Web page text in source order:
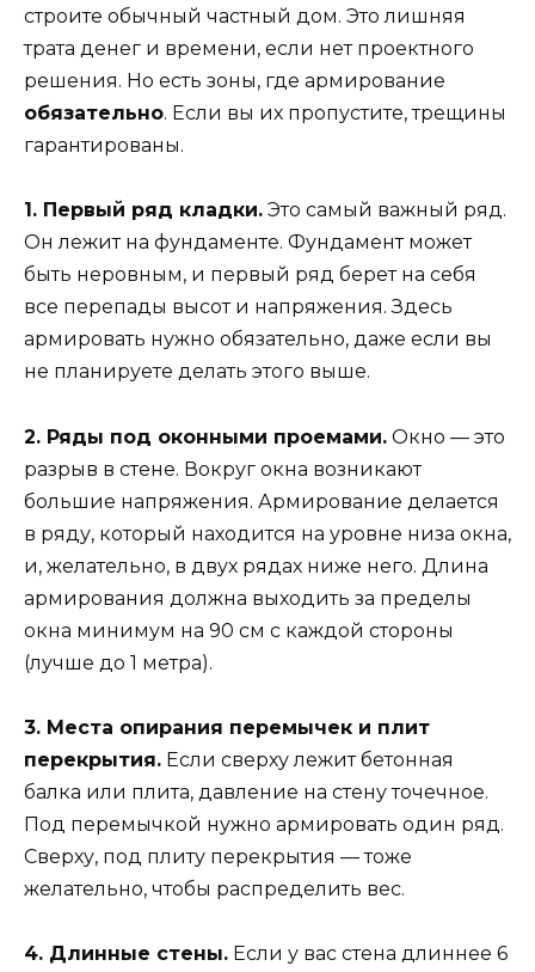
строите обычный частный дом. Это лишняя
трата денег и времени, если нет проектного
решения. Но есть зоны, где армирование
обязательно. Если вы их пропустите, трещины
гарантированы.
1. Первый ряд кладки. Это самый важный ряд.
Он лежит на фундаменте. Фундамент может
быть неровным, и первый ряд берет на себя
все перепады высот и напряжения. Здесь
армировать нужно обязательно, даже если вы
не планируете делать этого выше.
2. Ряды под оконными проемами. Окно — это
разрыв в стене. Вокруг окна возникают
большие напряжения. Армирование делается
в ряду, который находится на уровне низа окна,
и, желательно, в двух рядах ниже него. Длина
армирования должна выходить за пределы
окна минимум на 90 см с каждой стороны
(лучше до 1 метра).
3. Места опирания перемычек и плит
перекрытия. Если сверху лежит бетонная
балка или плита, давление на стену точечное.
Под перемычкой нужно армировать один ряд.
Сверху, под плиту перекрытия — тоже
желательно, чтобы распределить вес.
4. Длинные стены. Если у вас стена длиннее 6